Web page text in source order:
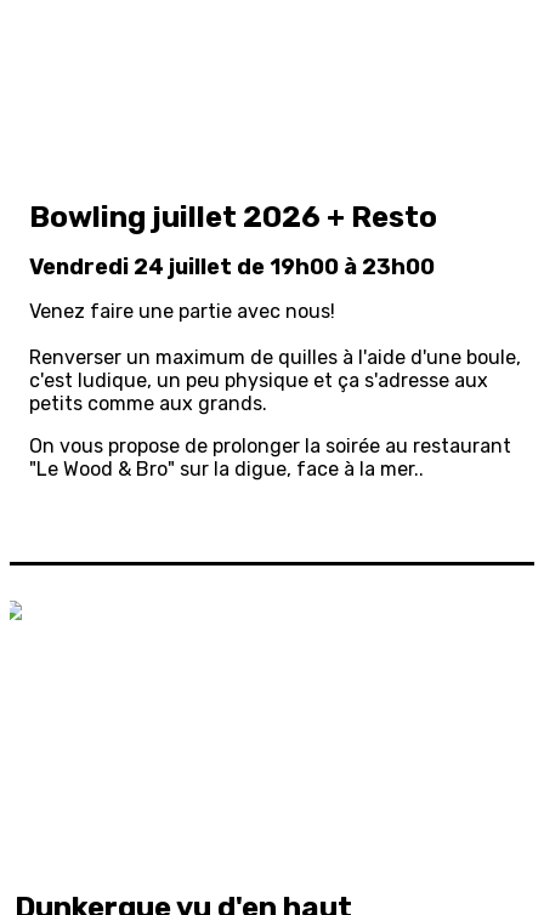
Bowling juillet 2026 + Resto
Vendredi 24 juillet de 19h00 à 23h00
Venez faire une partie avec nous!
Renverser un maximum de quilles à l'aide d'une boule,
c'est ludique, un peu physique et ça s'adresse aux
petits comme aux grands.
On vous propose de prolonger la soirée au restaurant
"Le Wood & Bro" sur la digue, face à la mer..
Dunkerque vu d'en haut